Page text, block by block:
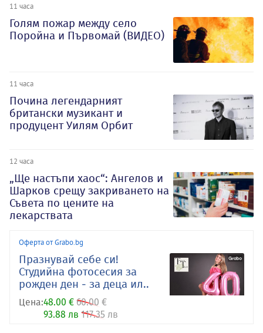
11 часа
Голям пожар между село
Поройна и Първомай (ВИДЕО)
11 часа
Почина легендарният
британски музикант и
продуцент Уилям Орбит
12 часа
„Ще настъпи хаос“: Ангелов и
Шарков срещу закриването на
Съвета по цените на
лекарствата
Оферта от Grabo.bg
Празнувай себе си!
Студийна фотосесия за
рожден ден - за деца ил..
Цена:48.00 € 60.00 €
93.88 лв 117.35 лв